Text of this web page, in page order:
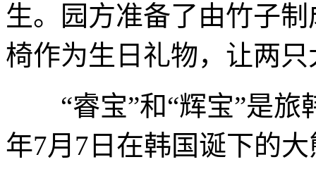
生。园方准备了由竹子
椅作为生日礼物，让两
“睿宝”和“辉宝”是旅
年7月7日在韩国诞下的